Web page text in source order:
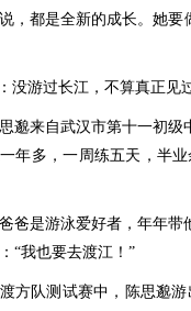
，都是全新的成长。她
没游过长江，不算真正见
邈来自武汉市第十一初
年多，一周练五天，半
爸是游泳爱好者，年年
“我也要去渡江！”
方队测试赛中，陈思邈